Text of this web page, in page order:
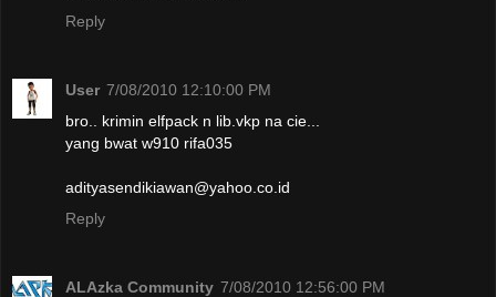
Reply
User 7/08/2010 12:10:00 PM
bro.. krimin elfpack n lib.vkp na cie...
yang bwat w910 rifa035
adityasendikiawan@yahoo.co.id
Reply
ALAzka Community 7/08/2010 12:56:00 PM